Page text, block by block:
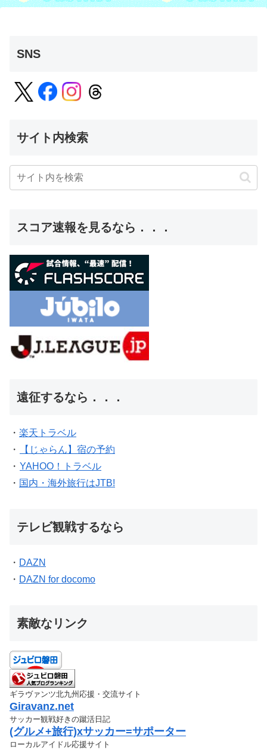
SNS
サイト内検索
スコア速報を見るなら．．．
遠征するなら．．．
・ 楽天トラベル
・
【じゃらん】宿の予約
・ YAHOO！トラベル
・ 国内・海外旅行はJTB!
テレビ観戦するなら
・ DAZN
・ DAZN for docomo
素敵なリンク
ギラヴァンツ北九州応援・交流サイト
Giravanz.net
サッカー観戦好きの蹴活日記
(グルメ+旅行)xサッカー=サポーター
ローカルアイドル応援サイト